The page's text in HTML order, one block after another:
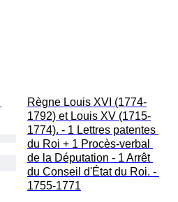
Règne Louis XVI (1774-
1792) et Louis XV (1715-
1774). - 1 Lettres patentes
du Roi + 1 Procès-verbal
de la Députation - 1 Arrêt
du Conseil d'État du Roi. -
1755-1771